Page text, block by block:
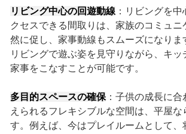
リビング中心の回遊動線：リビングを中
クセスできる間取りは、家族のコミュニ
然に促し、家事動線もスムーズになりま
リビングで遊ぶ姿を見守りながら、キッ
家事をこなすことが可能です。
多目的スペースの確保：子供の成長に合
えられるフレキシブルな空間は、平屋な
す。例えば、今はプレイルームとして、